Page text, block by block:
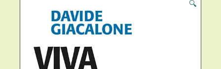
🔍